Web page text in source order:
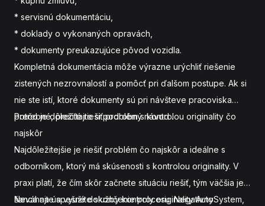
* servisnú dokumentáciu,
* doklady o vykonaných opravách,
* dokumenty preukazujúce pôvod vozidla.
Kompletná dokumentácia môže výrazne urýchliť riešenie
zistených nezrovnalostí a pomôcť pri ďalšom postupe. Ak si
nie ste istí, ktoré dokumenty sú pri návšteve pracoviska
potrebné, prečítajte si podrobný návod.
Prečo je dôležité riešiť problém s kontrolou originality čo
najskôr
Najdôležitejšie je riešiť problém čo najskôr a ideálne s
odborníkom, ktorý má skúsenosti s kontrolou originality. V
praxi platí, že čím skôr začnete situáciu riešiť, tým väčšia je
šanca na úspešné dokončenie procesu. Negatívny
Neváhajte a využite služby kontroly originality AutoSystem,